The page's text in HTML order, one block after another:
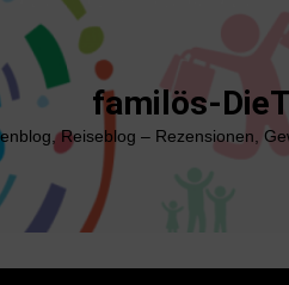
familös-
Reiseblog – Rezensionen,